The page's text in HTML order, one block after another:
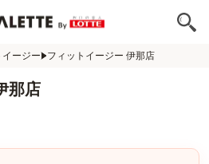
ージー フィットイージー 伊那店
那店